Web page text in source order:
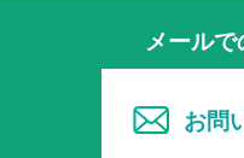
メール
お問